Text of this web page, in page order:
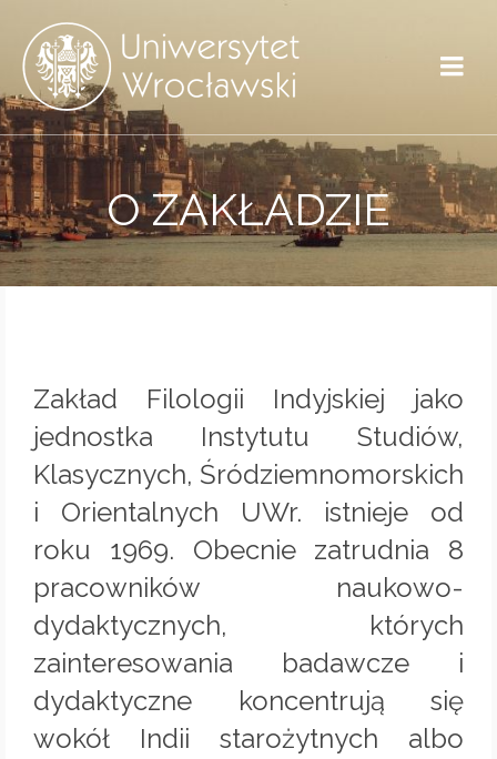
O ZAKŁADZIE
Zakład Filologii Indyjskiej jako
jednostka Instytutu Studiów,
Klasycznych, Śródziemnomorskich
i Orientalnych UWr. istnieje od
roku 1969. Obecnie zatrudnia 8
pracowników naukowo-
dydaktycznych, których
zainteresowania badawcze i
dydaktyczne koncentrują się
wokół Indii starożytnych albo